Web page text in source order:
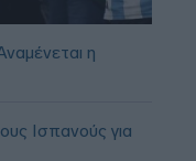
η
Ισπανούς για